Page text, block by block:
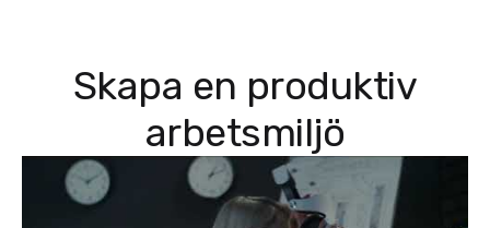
Skapa en produktiv
arbetsmiljö